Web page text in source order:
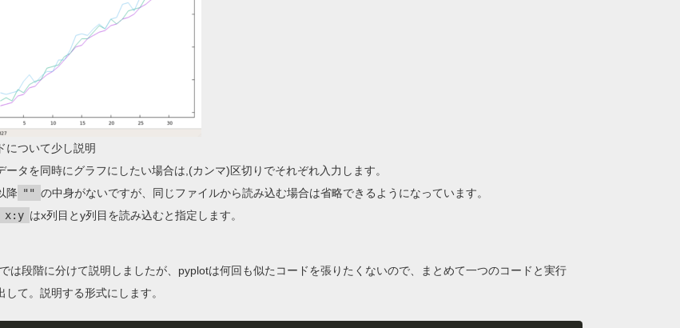
について少し説明
ータを同時にグラフにしたい場合は,(カンマ)区切りでそれぞれ入力します。
降 "" の中身がないですが、同じファイルから読み込む場合は省略できるようになっています。
x:y はx列目とy列目を読み込むと指定します。
は段階に分けて説明しましたが、pyplotは何回も似たコードを張りたくないので、まとめて一つのコードと実行
して。説明する形式にします。